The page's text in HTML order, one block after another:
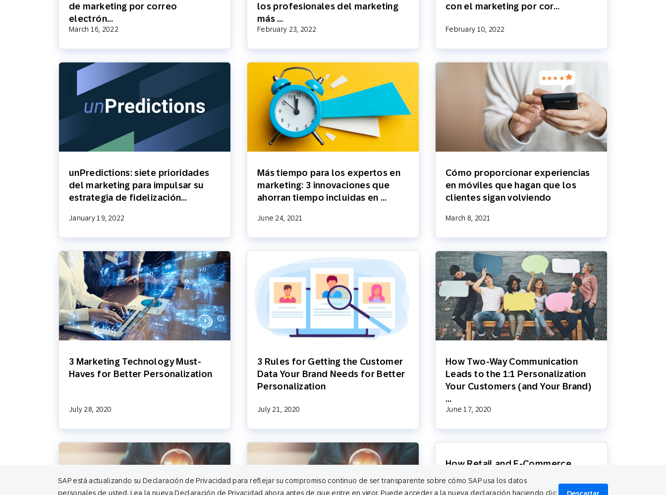
de marketing por correo
electrón…
March 16, 2022
los profesionales del marketing
más …
February 23, 2022
con el marketing por cor…
February 10, 2022
unPredictions: siete prioridades
del marketing para impulsar su
estrategia de fidelización…
January 19, 2022
Más tiempo para los expertos en
marketing: 3 innovaciones que
ahorran tiempo incluidas en …
June 24, 2021
Cómo proporcionar experiencias
en móviles que hagan que los
clientes sigan volviendo
March 8, 2021
3 Marketing Technology Must-
Haves for Better Personalization
July 28, 2020
3 Rules for Getting the Customer
Data Your Brand Needs for Better
Personalization
July 21, 2020
How Two-Way Communication
Leads to the 1:1 Personalization
Your Customers (and Your Brand)
…
June 17, 2020
How Retail and E-Commerce
Brands are Finding New
Opportunities in Their Data Sets
SAP está actualizando su Declaración de Privacidad para reflejar su compromiso continuo de ser transparente sobre cómo SAP usa los datos
personales de usted. Lea la nueva Declaración de Privacidad ahora antes de que entre en vigor. Puede acceder a la nueva declaración haciendo clic
Descartar